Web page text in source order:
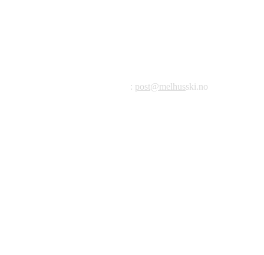
: post@melhusski.no